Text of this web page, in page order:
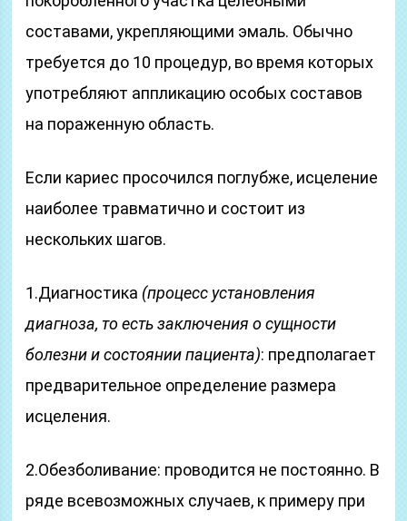
составами, укрепляющими эмаль. Обычно
требуется до 10 процедур, во время которых
употребляют аппликацию особых составов
на пораженную область.
Если кариес просочился поглубже, исцеление
наиболее травматично и состоит из
нескольких шагов.
1.Диагностика (процесс установления
диагноза, то есть заключения о сущности
болезни и состоянии пациента): предполагает
предварительное определение размера
исцеления.
2.Обезболивание: проводится не постоянно. В
ряде всевозможных случаев, к примеру при